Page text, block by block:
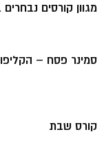
מגוון קורסים
סמינר פסח –
קורס שבת